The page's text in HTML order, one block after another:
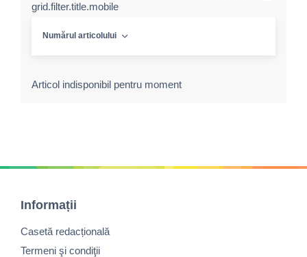
grid.filter.title.mobile
Numărul articolului
Articol indisponibil pentru moment
Informații
Casetă redacțională
Termeni şi condiţii